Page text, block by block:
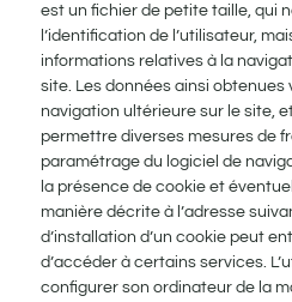
est un fichier de petite taille, qui
l’identification de l’utilisateur,
informations relatives à la
site. Les données ainsi obtenues
navigation ultérieure sur le site,
permettre diverses mesures de
paramétrage du logiciel de
la présence de cookie et
manière décrite à l’adresse
d’installation d’un cookie peut
d’accéder à certains services.
configurer son ordinateur de la